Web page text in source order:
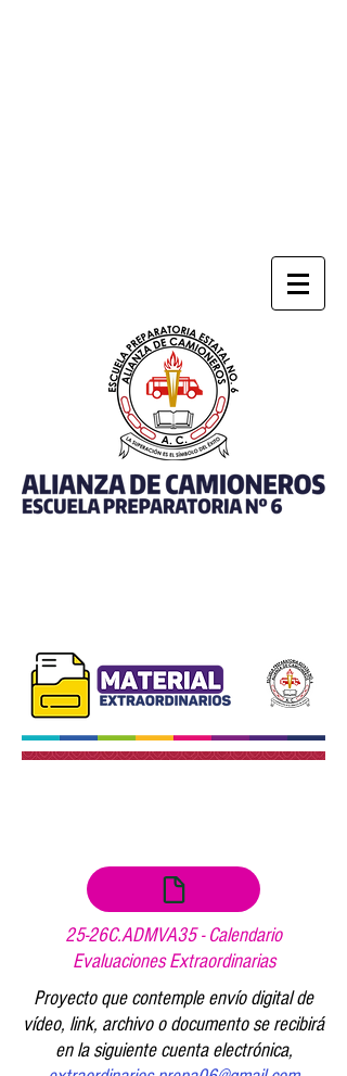
25-26C.ADMVA35 - Calendario
Evaluaciones Extraordinarias
Proyecto que contemple envío digital de
vídeo, link, archivo o documento se recibirá
en la siguiente cuenta electrónica,